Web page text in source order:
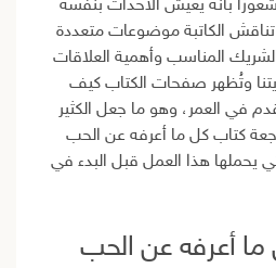
بأنه يعيش الأحداث بنفسه
الكاتبة موضوعات متعددة
المناسب وأهمية العلاقات
وتُظهر صفحات الكتاب كيف
في العمر، وهو ما جعل الكثير
كتاب كل ما أعرفه عن الحب
يحملها هذا العمل قبل البدء في
أعرفه عن الحب